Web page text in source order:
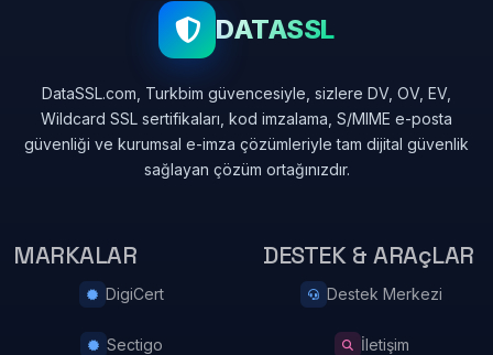
DATASSL
DataSSL.com, Turkbim güvencesiyle, sizlere DV, OV, EV,
Wildcard SSL sertifikaları, kod imzalama, S/MIME e-posta
güvenliği ve kurumsal e-imza çözümleriyle tam dijital güvenlik
sağlayan çözüm ortağınızdır.
MARKALAR
DigiCert
Sectigo
DESTEK & ARAçLAR
Destek Merkezi
İletişim